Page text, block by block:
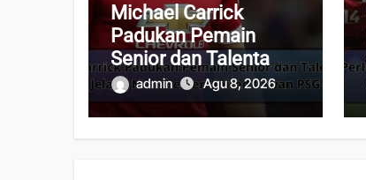
Michael Carrick
Padukan Pemain
Senior dan Talenta
Muda Jelang
Manchester United
admin Agu 8, 2026